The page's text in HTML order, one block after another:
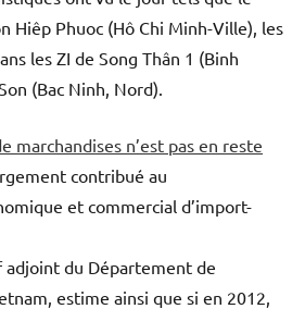
Hiêp Phuoc (Hô Chi Minh-Ville), les
les ZI de Song Thân 1 (Binh
(Bac Ninh, Nord).
marchandises n’est pas en reste
contribué au
et commercial d’import-
adjoint du Département de
estime ainsi que si en 2012,